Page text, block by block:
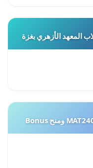
المعهد الأزهري بغزة